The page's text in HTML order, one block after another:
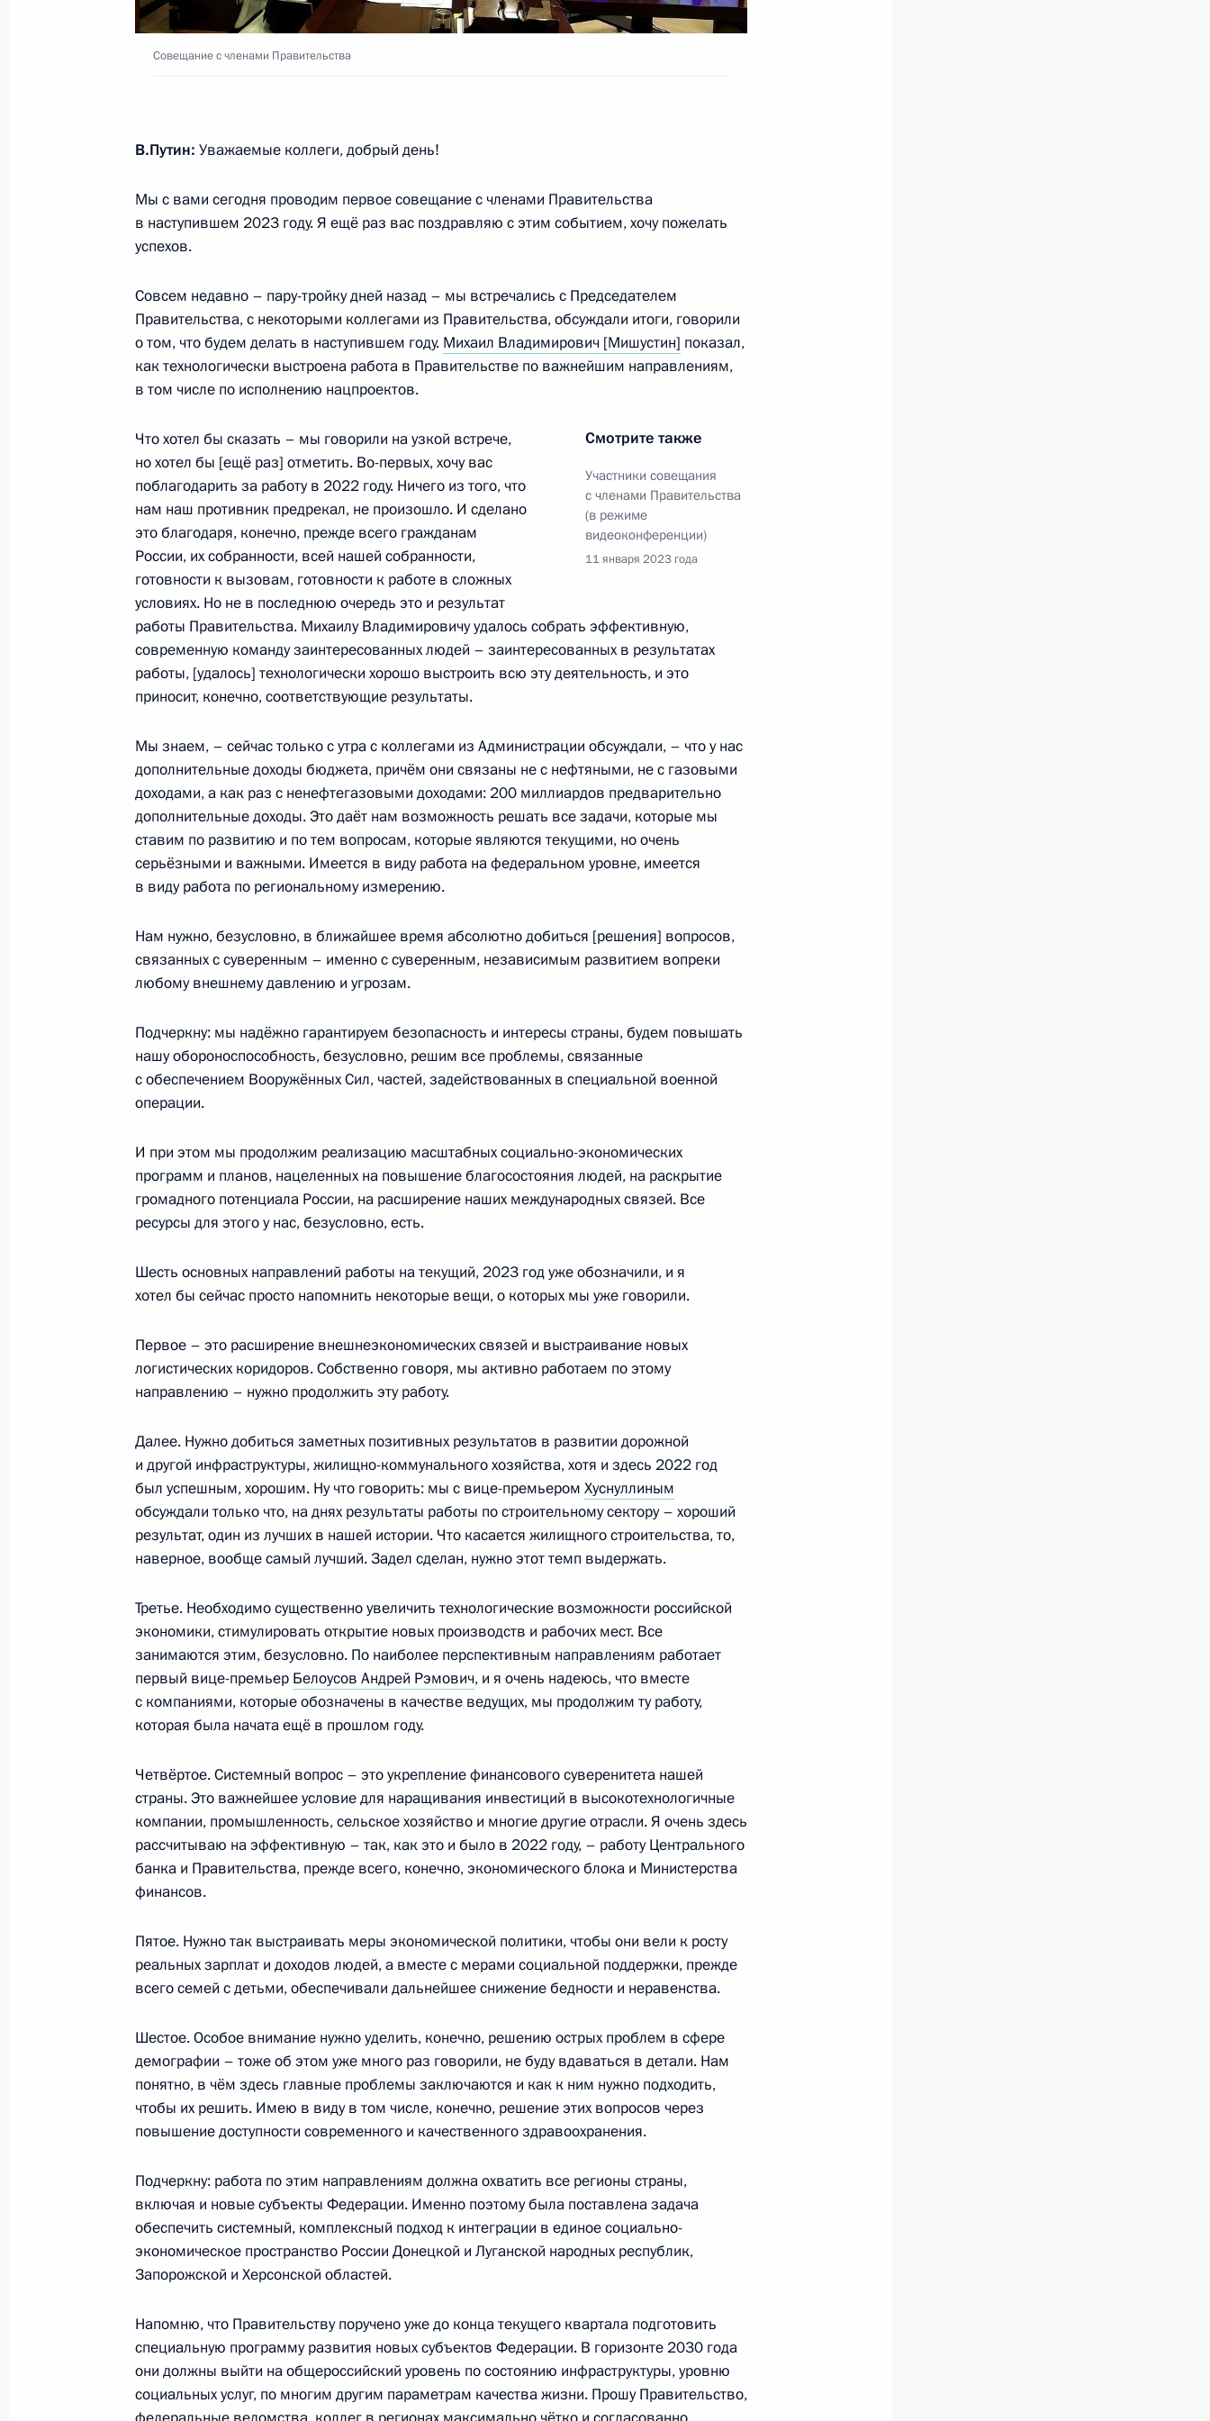
Совещание по развитию дальневосточных городов
5 сентября 2023 года, 18:15
Заседание Совета по стратегическому развитию
и национальным проектам
Встреча по вопросам развития промышленности
3 августа 2023 года, 14:00
Совещание по развитию речного судоходства
20 июня 2023 года, 19:05
Встреча с членами Общероссийской общественной организации
«Деловая Россия»
Заседание Президиума Государственного Совета
4 апреля 2023 года, 14:50
области, Мордовии и Санкт-Петербурге
30 марта 2023 года, 16:35
Совещание с членами Правительства
15 февраля 2023 года, 18:55
Совещание по развитию лесопромышленного комплекса
10 февраля 2023 года, 16:10
Заседание Совета по науке и образованию
Совещание с членами Правительства
Запуск завода «Титан-Полимер»
28 декабря 2022 года, 16:30
Церемония спуска на воду ледокола «Якутия» и подъёма
государственного флага на ледоколе «Урал»
22 ноября 2022 года, 14:00
16 ноября 2022 года, 14:55
Заседание комиссии Госсовета по направлению
«Промышленность»
промышленности
18 августа 2022 года, 19:25
1 августа 2022 года, 13:10
1 августа Президент проведёт совещание по вопросам развития
металлургического комплекса
31 июля 2022 года, 15:00
Совещание с членами Правительства
Совещание с членами Правительства
В.Путин: Уважаемые коллеги, добрый день!
Мы с вами сегодня проводим первое совещание с членами Правительства
в наступившем 2023 году. Я ещё раз вас поздравляю с этим событием, хочу пожелать
успехов.
Совсем недавно – пару-тройку дней назад – мы встречались с Председателем
Правительства, с некоторыми коллегами из Правительства, обсуждали итоги, говорили
о том, что будем делать в наступившем году. Михаил Владимирович [Мишустин] показал,
как технологически выстроена работа в Правительстве по важнейшим направлениям,
в том числе по исполнению нацпроектов.
Смотрите также
Участники совещания
с членами Правительства
(в режиме
видеоконференции)
11 января 2023 года
Что хотел бы сказать – мы говорили на узкой встрече,
но хотел бы [ещё раз] отметить. Во-первых, хочу вас
поблагодарить за работу в 2022 году. Ничего из того, что
нам наш противник предрекал, не произошло. И сделано
это благодаря, конечно, прежде всего гражданам
России, их собранности, всей нашей собранности,
готовности к вызовам, готовности к работе в сложных
условиях. Но не в последнюю очередь это и результат
работы Правительства. Михаилу Владимировичу удалось собрать эффективную,
современную команду заинтересованных людей – заинтересованных в результатах
работы, [удалось] технологически хорошо выстроить всю эту деятельность, и это
приносит, конечно, соответствующие результаты.
Мы знаем, – сейчас только с утра с коллегами из Администрации обсуждали, – что у нас
дополнительные доходы бюджета, причём они связаны не с нефтяными, не с газовыми
доходами, а как раз с ненефтегазовыми доходами: 200 миллиардов предварительно
дополнительные доходы. Это даёт нам возможность решать все задачи, которые мы
ставим по развитию и по тем вопросам, которые являются текущими, но очень
серьёзными и важными. Имеется в виду работа на федеральном уровне, имеется
в виду работа по региональному измерению.
Нам нужно, безусловно, в ближайшее время абсолютно добиться [решения] вопросов,
связанных с суверенным – именно с суверенным, независимым развитием вопреки
любому внешнему давлению и угрозам.
Подчеркну: мы надёжно гарантируем безопасность и интересы страны, будем повышать
нашу обороноспособность, безусловно, решим все проблемы, связанные
с обеспечением Вооружённых Сил, частей, задействованных в специальной военной
операции.
И при этом мы продолжим реализацию масштабных социально-экономических
программ и планов, нацеленных на повышение благосостояния людей, на раскрытие
громадного потенциала России, на расширение наших международных связей. Все
ресурсы для этого у нас, безусловно, есть.
Шесть основных направлений работы на текущий, 2023 год уже обозначили, и я
хотел бы сейчас просто напомнить некоторые вещи, о которых мы уже говорили.
Первое – это расширение внешнеэкономических связей и выстраивание новых
логистических коридоров. Собственно говоря, мы активно работаем по этому
направлению – нужно продолжить эту работу.
Далее. Нужно добиться заметных позитивных результатов в развитии дорожной
и другой инфраструктуры, жилищно-коммунального хозяйства, хотя и здесь 2022 год
был успешным, хорошим. Ну что говорить: мы с вице-премьером Хуснуллиным
обсуждали только что, на днях результаты работы по строительному сектору – хороший
результат, один из лучших в нашей истории. Что касается жилищного строительства, то,
наверное, вообще самый лучший. Задел сделан, нужно этот темп выдержать.
Третье. Необходимо существенно увеличить технологические возможности российской
экономики, стимулировать открытие новых производств и рабочих мест. Все
занимаются этим, безусловно. По наиболее перспективным направлениям работает
первый вице-премьер Белоусов Андрей Рэмович, и я очень надеюсь, что вместе
с компаниями, которые обозначены в качестве ведущих, мы продолжим ту работу,
которая была начата ещё в прошлом году.
Четвёртое. Системный вопрос – это укрепление финансового суверенитета нашей
страны. Это важнейшее условие для наращивания инвестиций в высокотехнологичные
компании, промышленность, сельское хозяйство и многие другие отрасли. Я очень здесь
рассчитываю на эффективную – так, как это и было в 2022 году, – работу Центрального
банка и Правительства, прежде всего, конечно, экономического блока и Министерства
финансов.
Пятое. Нужно так выстраивать меры экономической политики, чтобы они вели к росту
реальных зарплат и доходов людей, а вместе с мерами социальной поддержки, прежде
всего семей с детьми, обеспечивали дальнейшее снижение бедности и неравенства.
Шестое. Особое внимание нужно уделить, конечно, решению острых проблем в сфере
демографии – тоже об этом уже много раз говорили, не буду вдаваться в детали. Нам
понятно, в чём здесь главные проблемы заключаются и как к ним нужно подходить,
чтобы их решить. Имею в виду в том числе, конечно, решение этих вопросов через
повышение доступности современного и качественного здравоохранения.
Подчеркну: работа по этим направлениям должна охватить все регионы страны,
включая и новые субъекты Федерации. Именно поэтому была поставлена задача
обеспечить системный, комплексный подход к интеграции в единое социально-
экономическое пространство России Донецкой и Луганской народных республик,
Запорожской и Херсонской областей.
Напомню, что Правительству поручено уже до конца текущего квартала подготовить
специальную программу развития новых субъектов Федерации. В горизонте 2030 года
они должны выйти на общероссийский уровень по состоянию инфраструктуры, уровню
социальных услуг, по многим другим параметрам качества жизни. Прошу Правительство,